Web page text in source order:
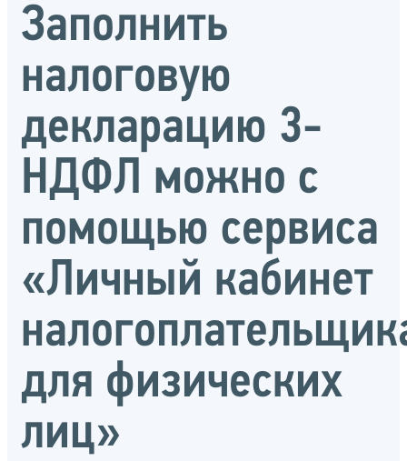
Заполнить
налоговую
декларацию 3-
НДФЛ можно с
помощью сервиса
«Личный кабинет
для физических
лиц»